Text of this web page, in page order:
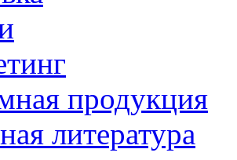
продукция
литература